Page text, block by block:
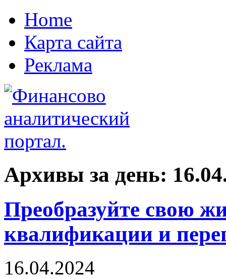
Home
Карта сайта
Реклама
Архивы за день:
Преобразуйте свою
квалификации и
16.04.2024